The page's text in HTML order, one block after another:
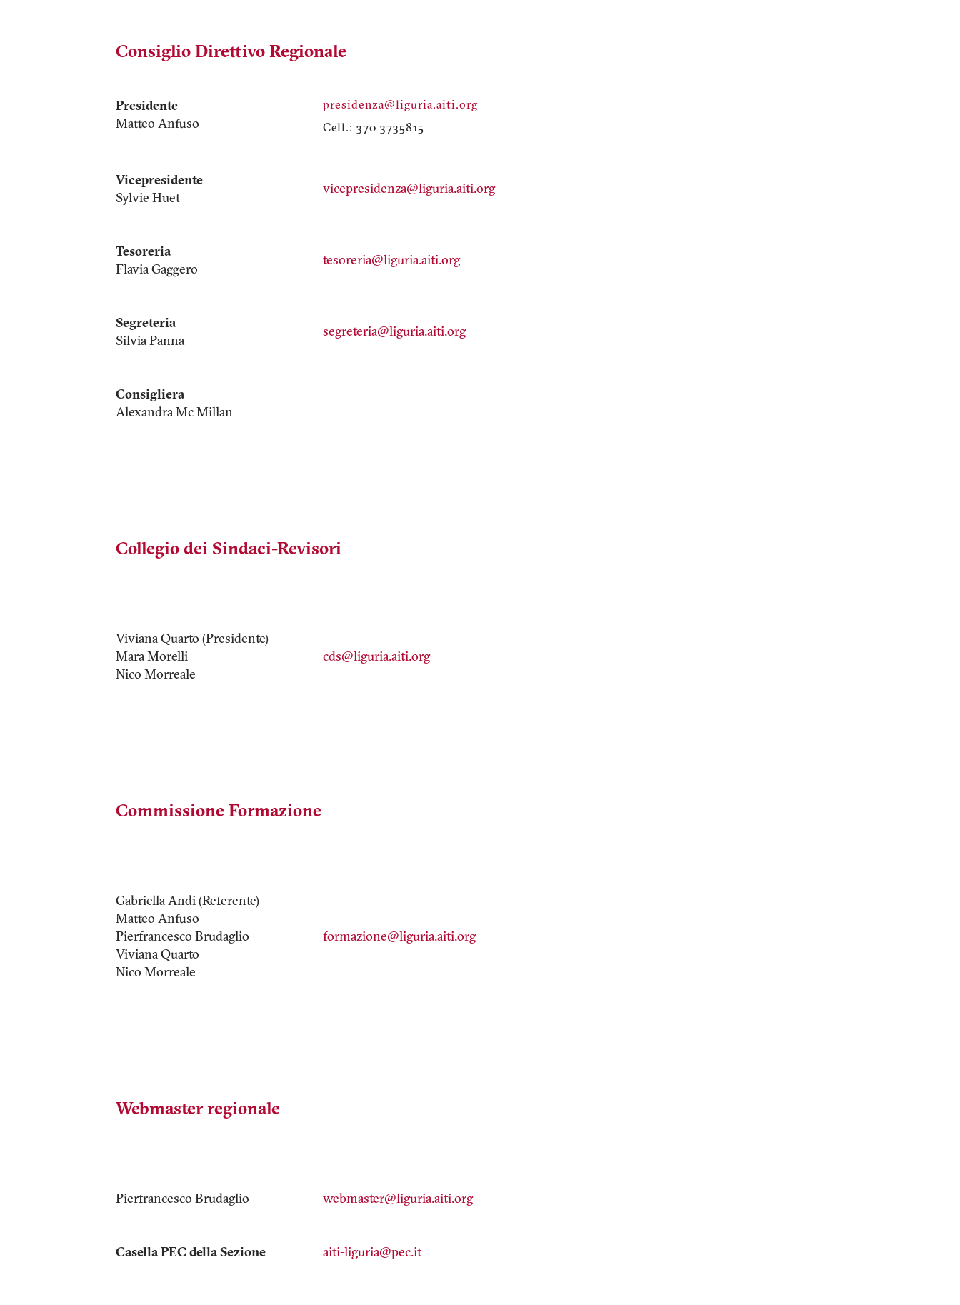
Consiglio Direttivo Regionale
Presidente
Matteo Anfuso
presidenza@liguria.aiti.org
Cell.: 370 3735815
Vicepresidente
Sylvie Huet
vicepresidenza@liguria.aiti.org
Tesoreria
Flavia Gaggero
tesoreria@liguria.aiti.org
Segreteria
Silvia Panna
segreteria@liguria.aiti.org
Consigliera
Alexandra Mc Millan
Collegio dei Sindaci-Revisori
Viviana Quarto (Presidente)
Mara Morelli
Nico Morreale
cds@liguria.aiti.org
Commissione Formazione
Gabriella Andi (Referente)
Matteo Anfuso
Pierfrancesco Brudaglio
Viviana Quarto
Nico Morreale
formazione@liguria.aiti.org
Webmaster regionale
Pierfrancesco Brudaglio webmaster@liguria.aiti.org
Casella PEC della Sezione aiti-liguria@pec.it